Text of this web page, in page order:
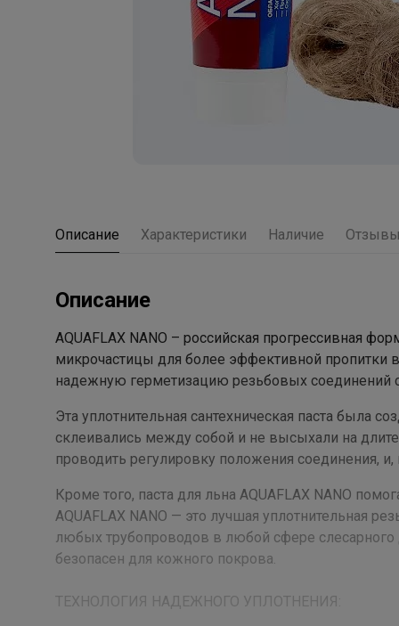
Описание Характеристики Наличие Отзывы
Описание
AQUAFLAX NANO – российская прогрессивная
микрочастицы для более эффективной пропитки
надежную герметизацию резьбовых соединений
Эта уплотнительная сантехническая паста была
склеивались между собой и не высыхали на
проводить регулировку положения соединения,
Кроме того, паста для льна AQUAFLAX NANO
AQUAFLAX NANO — это лучшая уплотнительная
любых трубопроводов в любой сфере слесарного
безопасен для кожного покрова.
ТЕХНОЛОГИЯ НАДЕЖНОГО УПЛОТНЕНИЯ: